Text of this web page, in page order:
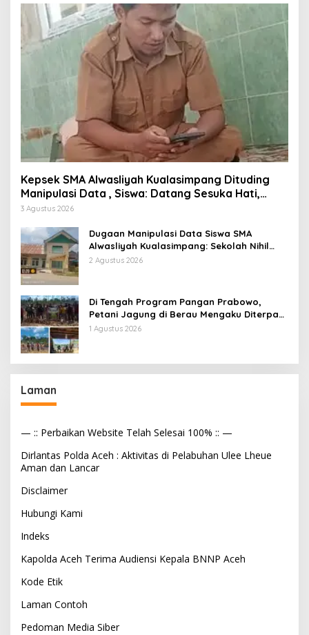
Kepsek SMA Alwasliyah Kualasimpang Dituding
Manipulasi Data , Siswa: Datang Sesuka Hati,
Dana MBG Disalurkan ke Guru & Pesantren
3 Agustus 2026
Dugaan Manipulasi Data Siswa SMA
Alwasliyah Kualasimpang: Sekolah Nihil
Murid Tapi Terima Dana BOS & Paket
2 Agustus 2026
Di Tengah Program Pangan Prabowo,
Petani Jagung di Berau Mengaku Diterpa
Tekanan Aparat
1 Agustus 2026
Laman
— :: Perbaikan Website Telah Selesai 100% :: —
Dirlantas Polda Aceh : Aktivitas di Pelabuhan Ulee Lheue
Aman dan Lancar
Disclaimer
Hubungi Kami
Indeks
Kapolda Aceh Terima Audiensi Kepala BNNP Aceh
Kode Etik
Laman Contoh
Pedoman Media Siber